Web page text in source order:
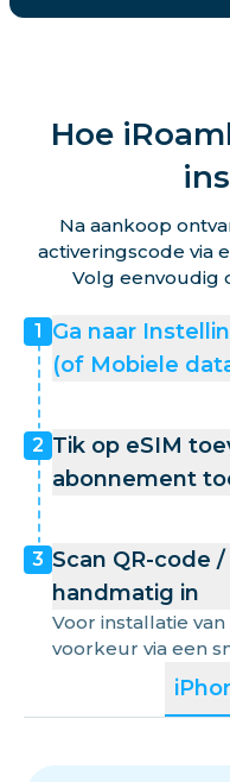
Hoe
Na aankoop
activeringscode via
Volg eenvoudig
1 Ga naar
(of Mobiele
2 Tik op eSIM
abonnement
3 Scan QR-code
handmatig in
Voor installatie
voorkeur via een